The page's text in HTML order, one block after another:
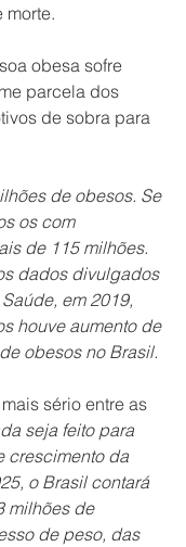
morte.
obesa sofre
parcela dos
de sobra para
de obesos. Se
os com
de 115 milhões.
dados divulgados
em 2019,
houve aumento de
obesos no Brasil.
sério entre as
seja feito para
crescimento da
o Brasil contará
milhões de
de peso, das